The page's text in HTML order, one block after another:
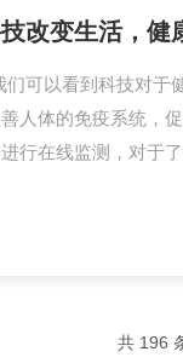
改变生活，健
可以看到科技对
人体的免疫系统，
行在线监测，对于
共 196